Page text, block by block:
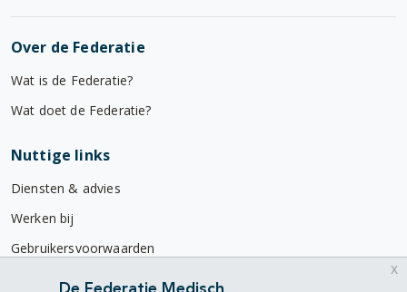
Over de Federatie
Wat is de Federatie?
Wat doet de Federatie?
Nuttige links
Diensten & advies
Werken bij
Gebruikersvoorwaarden
Privacyverklaring
x